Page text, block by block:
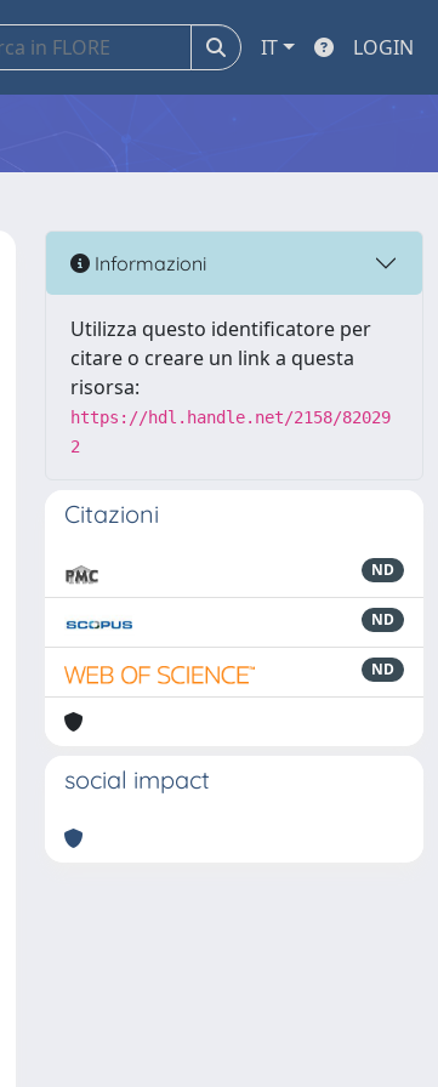
IT LOGIN
Informazioni
Utilizza questo identificatore per
citare o creare un link a questa
risorsa:
https://hdl.handle.net/2158/82029
2
Citazioni
ND
ND
ND
social impact